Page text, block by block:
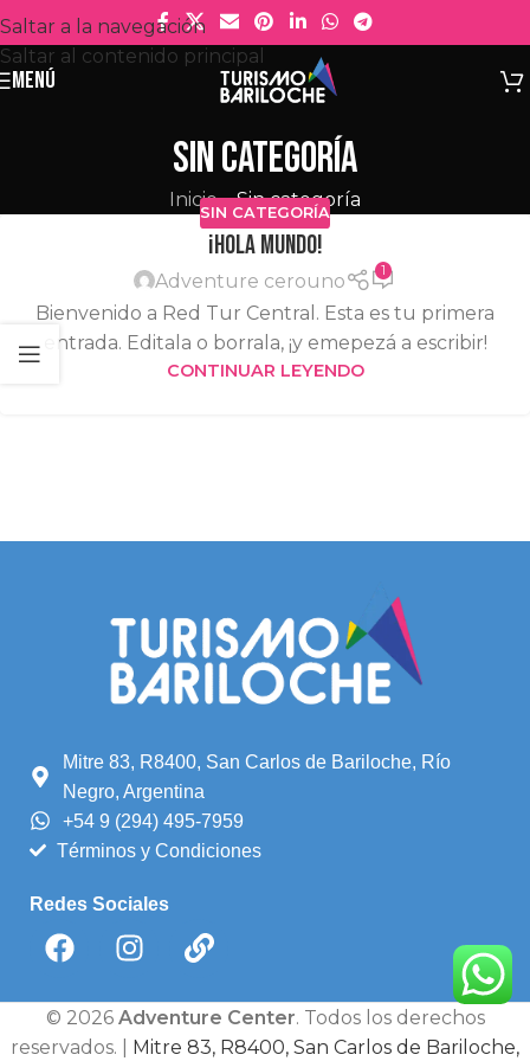
Saltar a la navegación
Saltar al contenido principal
MENÚ
Sin categoría
Inicio»Sin categoría
SIN CATEGORÍA
¡Hola mundo!
Adventure cerouno 1
Bienvenido a Red Tur Central. Esta es tu primera
entrada. Editala o borrala, ¡y emepezá a escribir!
CONTINUAR LEYENDO
Mitre 83, R8400, San Carlos de Bariloche, Río
Negro, Argentina
+54 9 (294) 495-7959
Términos y Condiciones
Redes Sociales
© 2026 Adventure Center. Todos los derechos
reservados. | Mitre 83, R8400, San Carlos de Bariloche,